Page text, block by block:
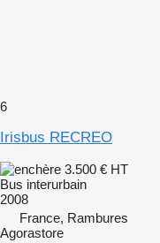
6
Irisbus RECREO
3.500 € HT
Bus interurbain
2008
France, Rambures
Agorastore